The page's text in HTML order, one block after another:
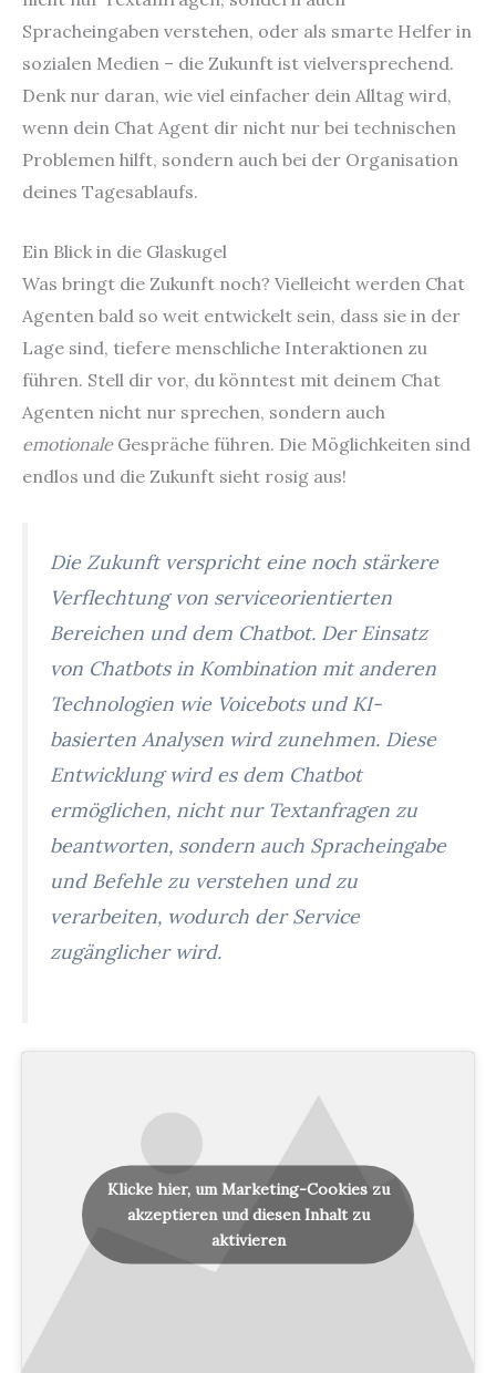
Spracheingaben verstehen, oder als smarte Helfer in
sozialen Medien – die Zukunft ist vielversprechend.
Denk nur daran, wie viel einfacher dein Alltag wird,
wenn dein Chat Agent dir nicht nur bei technischen
Problemen hilft, sondern auch bei der Organisation
deines Tagesablaufs.
Ein Blick in die Glaskugel
Was bringt die Zukunft noch? Vielleicht werden Chat
Agenten bald so weit entwickelt sein, dass sie in der
Lage sind, tiefere menschliche Interaktionen zu
führen. Stell dir vor, du könntest mit deinem Chat
Agenten nicht nur sprechen, sondern auch
emotionaleGespräche führen. Die Möglichkeiten sind
endlos und die Zukunft sieht rosig aus!
Die Zukunft verspricht eine noch stärkere
Verflechtung von serviceorientierten
Bereichen und dem Chatbot. Der Einsatz
von Chatbots in Kombination mit anderen
Technologien wie Voicebots und KI-
basierten Analysen wird zunehmen. Diese
Entwicklung wird es dem Chatbot
ermöglichen, nicht nur Textanfragen zu
beantworten, sondern auch Spracheingabe
und Befehle zu verstehen und zu
verarbeiten, wodurch der Service
zugänglicher wird.
Klicke hier, um Marketing-Cookies zu
akzeptieren und diesen Inhalt zu
aktivieren